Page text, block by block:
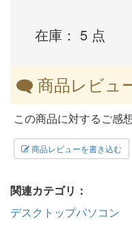
在庫： 5 点
商品レビュ
この商品に対するご感
商品レビューを書き込む
関連カテゴリ：
デスクトップパソコン